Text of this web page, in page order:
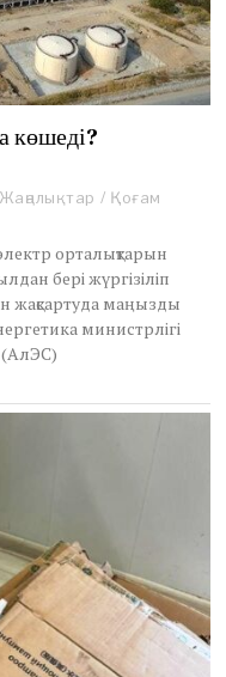
көшеді?
Жаңалықтар / Қоғам
орталықтарын
бері жүргізіліп
жақсартуда маңызды
министрлігі
(АлЭС)